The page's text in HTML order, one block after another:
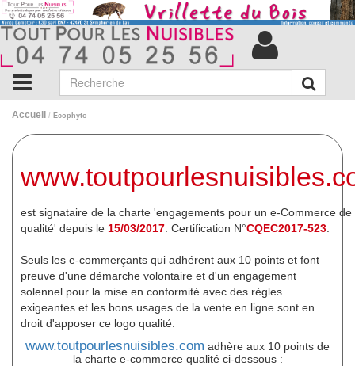
Accueil / Ecophyto
est signataire de la charte 'engagements pour un e-Commerce de
qualité' depuis le 15/03/2017 . Certification N°CQEC2017-523
Seuls les e-commerçants qui adhérent aux 10 points et font
preuve d'une démarche volontaire et d'un engagement
solennel pour la mise en conformité avec des règles
exigeantes et les bons usages de la vente en ligne sont en
droit d'apposer ce logo qualité.
www.toutpourlesnuisibles.com adhère aux 10 points de
la charte e-commerce qualité ci-dessous :